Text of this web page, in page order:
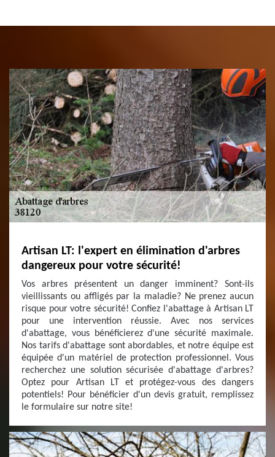
Artisan LT: l'expert en élimination d'arbres
dangereux pour votre sécurité!
Vos arbres présentent un danger imminent? Sont-ils
vieillissants ou affligés par la maladie? Ne prenez aucun
risque pour votre sécurité! Confiez l'abattage à Artisan LT
pour une intervention réussie. Avec nos services
d'abattage, vous bénéficierez d'une sécurité maximale.
Nos tarifs d'abattage sont abordables, et notre équipe est
équipée d'un matériel de protection professionnel. Vous
recherchez une solution sécurisée d'abattage d'arbres?
Optez pour Artisan LT et protégez-vous des dangers
potentiels! Pour bénéficier d'un devis gratuit, remplissez
le formulaire sur notre site!